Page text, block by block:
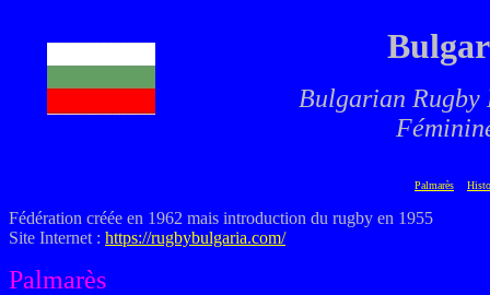
Bulgarian Rugby
Palmarès
Fédération créée en 1962 mais introduction du rugby en 1955
Site Internet : https://rugbybulgaria.com/
Palmarès